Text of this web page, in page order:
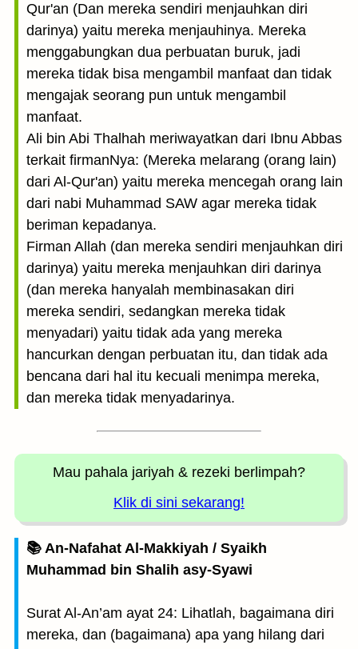
Qur'an (Dan mereka sendiri menjauhkan diri
darinya) yaitu mereka menjauhinya. Mereka
menggabungkan dua perbuatan buruk, jadi
mereka tidak bisa mengambil manfaat dan tidak
mengajak seorang pun untuk mengambil
manfaat.
Ali bin Abi Thalhah meriwayatkan dari Ibnu Abbas
terkait firmanNya: (Mereka melarang (orang lain)
dari Al-Qur'an) yaitu mereka mencegah orang lain
dari nabi Muhammad SAW agar mereka tidak
beriman kepadanya.
Firman Allah (dan mereka sendiri menjauhkan diri
darinya) yaitu mereka menjauhkan diri darinya
(dan mereka hanyalah membinasakan diri
mereka sendiri, sedangkan mereka tidak
menyadari) yaitu tidak ada yang mereka
hancurkan dengan perbuatan itu, dan tidak ada
bencana dari hal itu kecuali menimpa mereka,
dan mereka tidak menyadarinya.
Mau pahala jariyah & rezeki berlimpah?
Klik di sini sekarang!
📚 An-Nafahat Al-Makkiyah / Syaikh
Muhammad bin Shalih asy-Syawi
Surat Al-An’am ayat 24: Lihatlah, bagaimana diri
mereka, dan (bagaimana) apa yang hilang dari